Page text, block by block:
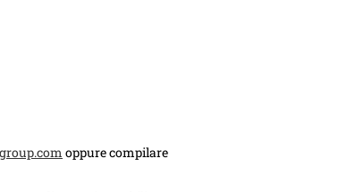
oppure compilare